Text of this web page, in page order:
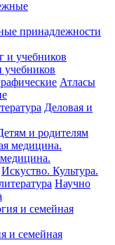
принадлежности
учебников
Атласы
Деловая и
и родителям
Искуство. Культура.
Научно
и семейная